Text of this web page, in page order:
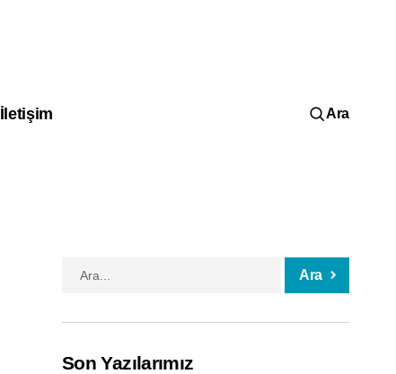
İletişim Ara
Ara
Son Yazılarımız